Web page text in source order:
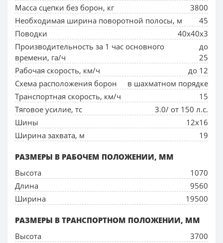
Масса сцепки без борон, кг
3800
Необходимая ширина поворотной полосы, м
45
Поводки
40х40х3
Производительность за 1 час основного
времени, га/ч
до
25
Рабочая скорость, км/ч
до 12
Схема расположения борон
в шахматном порядке
Транспортная скорость, км/ч
15
Тяговое усилие, тс
3.0/ от 150 л.с.
Шины
12х16
Ширина захвата, м
19
РАЗМЕРЫ В РАБОЧЕМ ПОЛОЖЕНИИ, ММ
Высота
1070
Длина
9560
Ширина
19500
РАЗМЕРЫ В ТРАНСПОРТНОМ ПОЛОЖЕНИИ, ММ
Высота
3700